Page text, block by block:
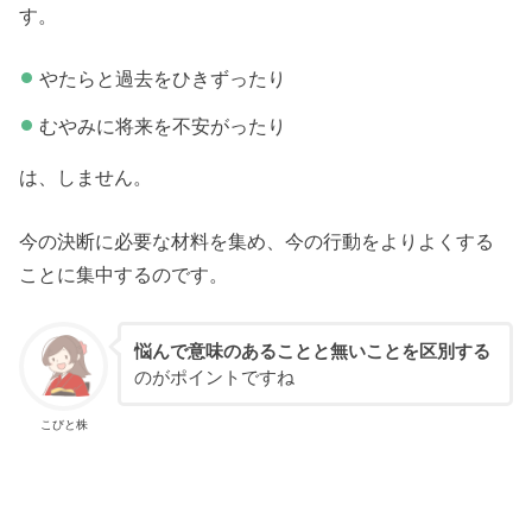
す。
やたらと過去をひきずったり
むやみに将来を不安がったり
は、しません。
今の決断に必要な材料を集め、今の行動をよりよくする
ことに集中するのです。
こびと株
悩んで意味のあることと無いことを区別する
のがポイントですね